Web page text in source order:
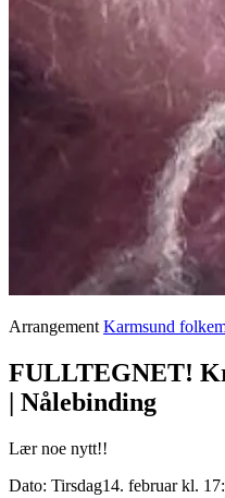
Arrangement Karmsund
FULLTEGNET!
| Nålebinding
Lær noe nytt!!
Dato: Tirsdag14. februar kl.